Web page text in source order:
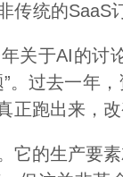
传统的SaaS
于AI的讨论
。过去一年
正跑出来，改
的生产要素